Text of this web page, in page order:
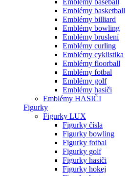
Emblémy baseball
Emblémy basketball
Emblémy billiard
Emblémy bowling
Emblémy bruslení
Emblémy curling
Emblémy cyklistika
Emblémy floorball
Emblémy fotbal
Emblémy golf
Emblémy hasiči
Emblémy HASIČI
Figurky
Figurky LUX
Figurky čísla
Figurky bowling
Figurky fotbal
Figurky golf
Figurky hasiči
Figurky hokej